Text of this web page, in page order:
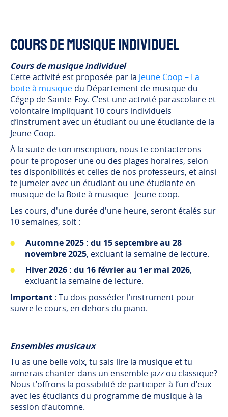
Cours de musique individuel
Cours de musique individuel
Cette activité est proposée par la Jeune Coop – La
boite à musique du Département de musique du
Cégep de Sainte-Foy. C’est une activité parascolaire et
volontaire impliquant 10 cours individuels
d’instrument avec un étudiant ou une étudiante de la
Jeune Coop.
À la suite de ton inscription, nous te contacterons
pour te proposer une ou des plages horaires, selon
tes disponibilités et celles de nos professeurs, et ainsi
te jumeler avec un étudiant ou une étudiante en
musique de la Boite à musique - Jeune coop.
Les cours, d'une durée d'une heure, seront étalés sur
10 semaines, soit :
Automne 2025 : du 15 septembre au 28
novembre 2025, excluant la semaine de lecture.
Hiver 2026 : du 16 février au 1er mai 2026,
excluant la semaine de lecture.
Important : Tu dois posséder l'instrument pour
suivre le cours, en dehors du piano.
Ensembles musicaux
Tu as une belle voix, tu sais lire la musique et tu
aimerais chanter dans un ensemble jazz ou classique?
Nous t’offrons la possibilité de participer à l’un d’eux
avec les étudiants du programme de musique à la
session d’automne.